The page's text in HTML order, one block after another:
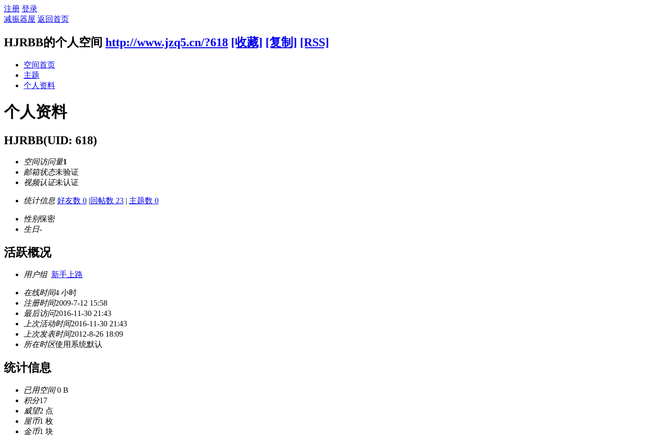
注册 登录
减振器屋 返回首页
HJRBB的个人空间 http://www.jzq5.cn/?618 [收藏] [复制] [RSS]
空间首页
主题
个人资料
个人资料
HJRBB(UID: 618)
空间访问量1
邮箱状态未验证
视频认证未认证
统计信息 好友数 0 |回帖数 23 | 主题数 0
性别保密
生日-
活跃概况
用户组 新手上路
在线时间4 小时
注册时间2009-7-12 15:58
最后访问2016-11-30 21:43
上次活动时间2016-11-30 21:43
上次发表时间2012-8-26 18:09
所在时区使用系统默认
统计信息
已用空间0 B
积分17
威望2 点
屋币1 枚
金币1 块